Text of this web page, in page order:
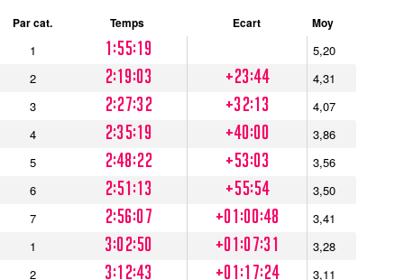
Par cat. Temps Ecart Moy
1 1:55:19
5,20
2
2:19:03 +23:44
4,31
3
2:27:32 +32:13
4,07
4
2:35:19 +40:00
3,86
5
2:48:22 +53:03
3,56
6
2:51:13 +55:54
3,50
7
2:56:07 +01:00:48
3,41
1
3:02:50 +01:07:31
3,28
2
3:12:43 +01:17:24 3,11